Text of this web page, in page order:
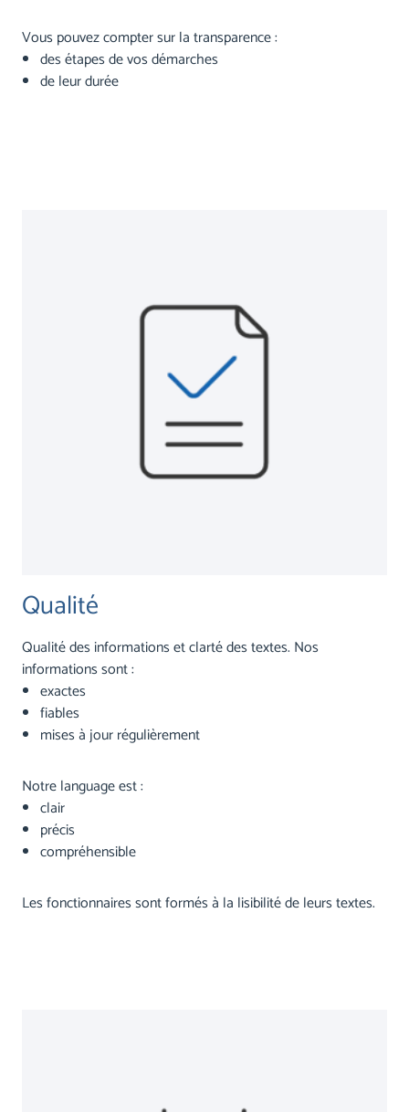
Vous pouvez compter sur la transparence :
des étapes de vos démarches
de leur durée
Qualité
Qualité des informations et clarté des textes. Nos
informations sont :
exactes
fiables
mises à jour régulièrement
Notre language est :
clair
précis
compréhensible
Les fonctionnaires sont formés à la lisibilité de leurs textes.